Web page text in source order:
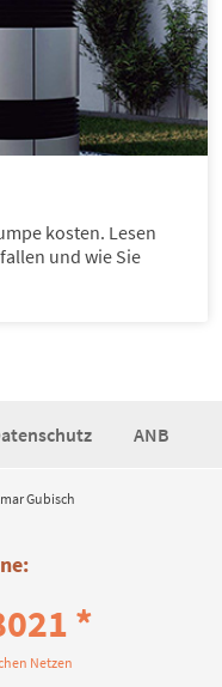
kosten. Lesen
und wie Sie
ANB
Gubisch
*
Netzen